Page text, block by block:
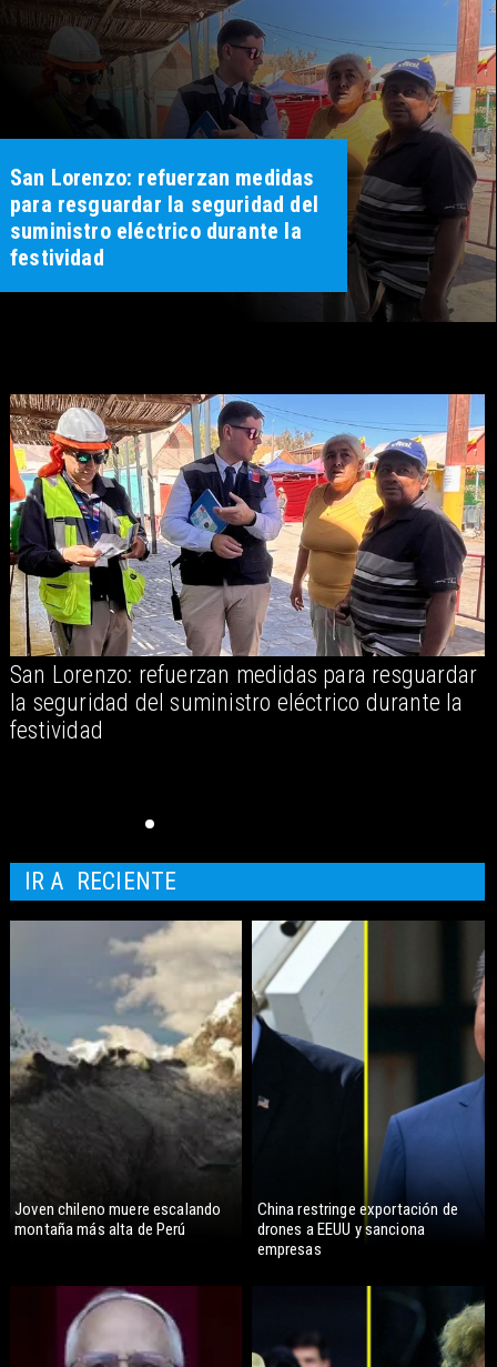
San Lorenzo: refuerzan medidas
para resguardar la seguridad del
suministro eléctrico durante la
festividad
San Lorenzo: refuerzan medidas para resguardar
la seguridad del suministro eléctrico durante la
festividad
Joven chileno muere escalando
montaña más alta de Perú
China restringe exportación de
drones a EEUU y sanciona
empresas
IR A RECIENTE